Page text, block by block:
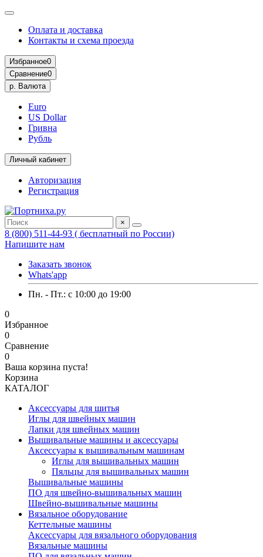
Оплата и доставка
Контакты и схема проезда
Избранное0
Сравнение0
р. Валюта
Euro
US Dollar
Гривна
Рубль
Личный кабинет
Авторизация
Регистрация
×
8 (800) 511-44-93 ( бесплатный по России)
Напишите нам
Заказать звонок
Whats'app
Пн. - Пт.: c 10:00 до 19:00
0
Избранное
0
Сравнение
0
Ваша корзина пуста!
Корзина
КАТАЛОГ
Аксессуары для шитья
Иглы для швейных машин
Лапки для швейных машин
Вышивальные машины и аксессуары
Аксессуары к вышивальным машинам
Иглы для вышивальных машин
Пяльцы для вышивальных машин
Вышивальные машины
ПО для швейно-вышивальных машин
Швейно-вышивальные машины
Вязальное оборудование
Кеттельные машины
Аксессуары для вязального оборудования
Вязальные машины